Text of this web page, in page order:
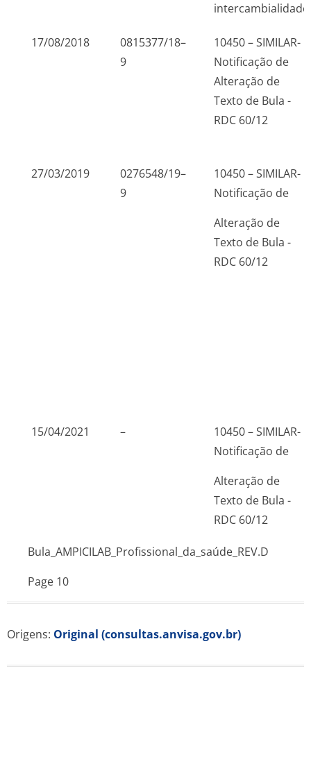
intercambialidade
17/08/2018
0815377/18–
9
10450 – SIMILAR-
Notificação de
Alteração de
Texto de Bula -
RDC 60/12
27/03/2019
0276548/19–
9
10450 – SIMILAR-
Notificação de
Alteração de
Texto de Bula -
RDC 60/12
15/04/2021 –
10450 – SIMILAR-
Notificação de
Alteração de
Texto de Bula -
RDC 60/12
Bula_AMPICILAB_Pro­fissional_da_sa­úde_REV.D
Page 10
Origens: Original (consultas.anvisa.gov.br)